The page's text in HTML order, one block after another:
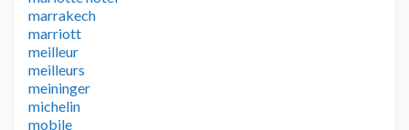
marrakech
marriott
meilleur
meilleurs
meininger
michelin
mobile